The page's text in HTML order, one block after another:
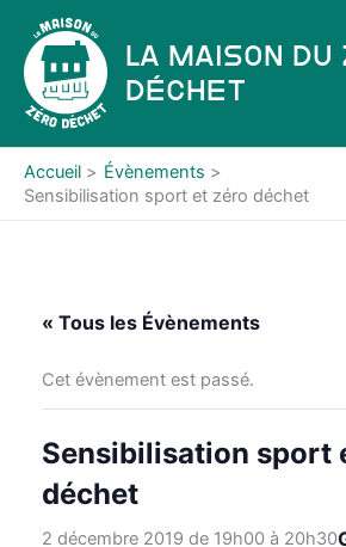
contenu
La Maison du
Déchet
Accueil
Évènements
Sensibilisation sport et zéro déchet
« Tous les Évènements
Cet évènement est passé.
Sensibilisation sport
déchet
2 décembre 2019 de 19h00à 20h30